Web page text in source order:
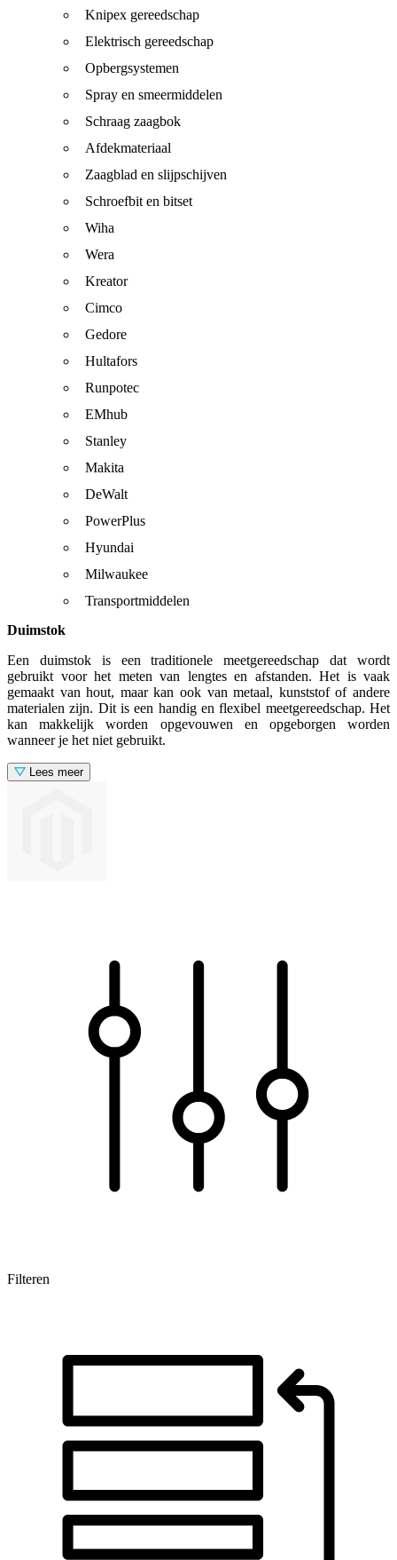
Knipex gereedschap
Elektrisch gereedschap
Opbergsystemen
Spray en smeermiddelen
Schraag zaagbok
Afdekmateriaal
Zaagblad en slijpschijven
Schroefbit en bitset
Wiha
Wera
Kreator
Cimco
Gedore
Hultafors
Runpotec
EMhub
Stanley
Makita
DeWalt
PowerPlus
Hyundai
Milwaukee
Transportmiddelen
Duimstok
Een duimstok is een traditionele meetgereedschap dat wordt
gebruikt voor het meten van lengtes en afstanden. Het is vaak
gemaakt van hout, maar kan ook van metaal, kunststof of andere
materialen zijn. Dit is een handig en flexibel meetgereedschap. Het
kan makkelijk worden opgevouwen en opgeborgen worden
wanneer je het niet gebruikt.
Lees meer
Filteren